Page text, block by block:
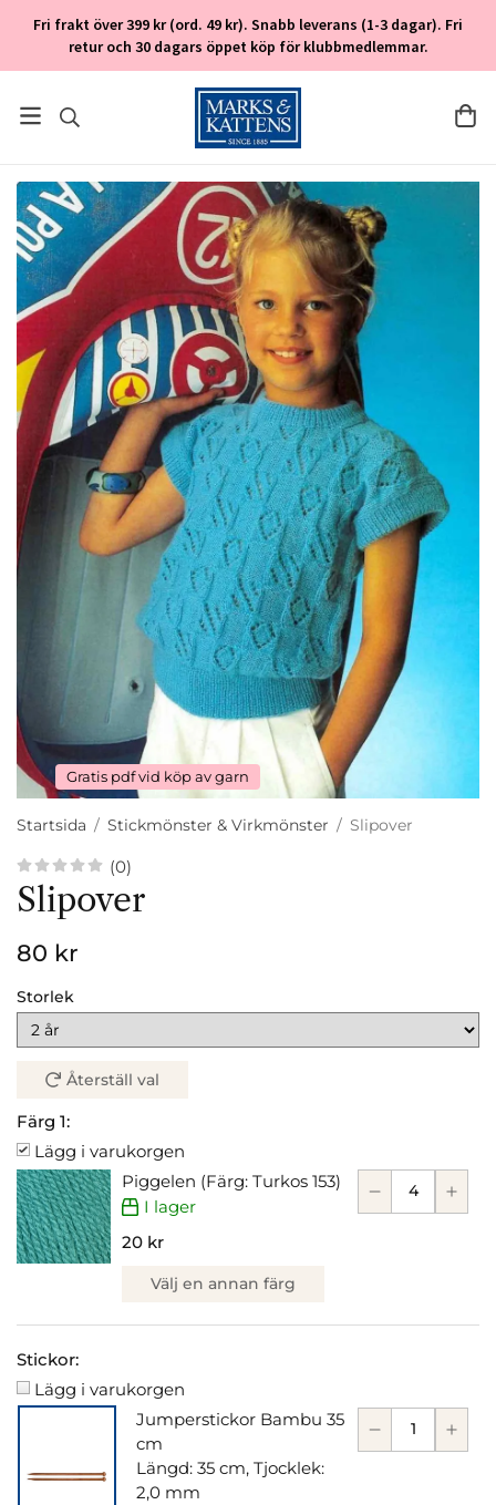
Fri frakt över 399 kr (ord. 49 kr). Snabb leverans (1-3 dagar). Fri
retur och 30 dagars öppet köp för klubbmedlemmar.
Gratis pdf vid köp av garn
Startsida / Stickmönster & Virkmönster / Slipover
(0)
Slipover
80 kr
Storlek
Återställ val
Färg 1:
Lägg i varukorgen
Piggelen (Färg: Turkos 153)
I lager
20 kr
Välj en annan färg
Stickor:
Lägg i varukorgen
Jumperstickor Bambu 35
cm
Längd: 35 cm, Tjocklek:
2,0 mm